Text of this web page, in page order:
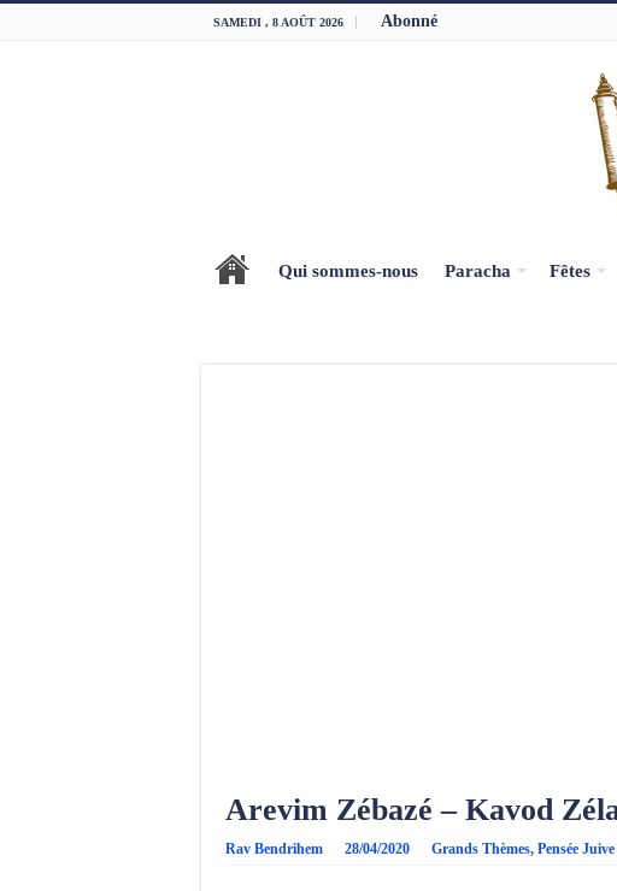
SAMEDI , 8 AOÛT 2026 Abonné
Qui sommes-nous Paracha Fêtes
Arevim Zébazé – Kavod
Rav Bendrihem 28/04/2020 Grands Thèmes, Pensée Juive